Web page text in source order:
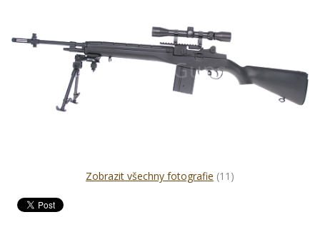
Zobrazit všechny fotografie (11)